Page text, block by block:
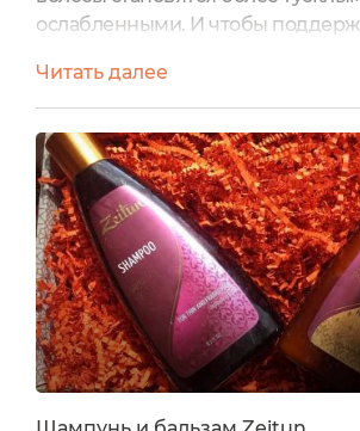
ослабленными. И чтобы
средства. Так я познакомилась с
линейкой для волос для
я подробно расскажу чем же я
волос и корни. Полное название:
увлажняющий шампунь
для сухих, тусклых и вьющихся
Читать далее